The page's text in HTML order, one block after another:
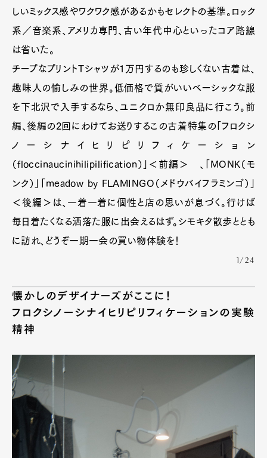
しいミックス感やワクワク感があるかもセレクトの基準。ロック
系／音楽系、アメリカ専門、古い年代中心といったコア路線
は省いた。
チープなプリントTシャツが1万円するのも珍しくない古着は、
趣味人の愉しみの世界。低価格で質がいいベーシックな服
を下北沢で入手するなら、ユニクロか無印良品に行こう。前
編、後編の2回にわけてお送りするこの古着特集の「フロクシ
ノーシナイヒリピリフィケーション
（floccinaucinihilipilification）」＜前編＞ 、「MONK（モ
ンク）」「meadow by FLAMINGO（メドウバイフラミンゴ）」
＜後編＞は、一着一着に個性と店の思いが息づく。行けば
毎日着たくなる洒落た服に出会えるはず。シモキタ散歩ととも
に訪れ、どうぞ一期一会の買い物体験を！
1/24
懐かしのデザイナーズがここに！
フロクシノーシナイヒリピリフィケーションの実験
精神